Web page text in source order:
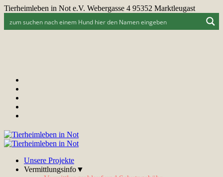
Tierheimleben in Not e.V. Webergasse 4 95352 Marktleugast
Unsere Projekte
Vermittlungsinfo▼